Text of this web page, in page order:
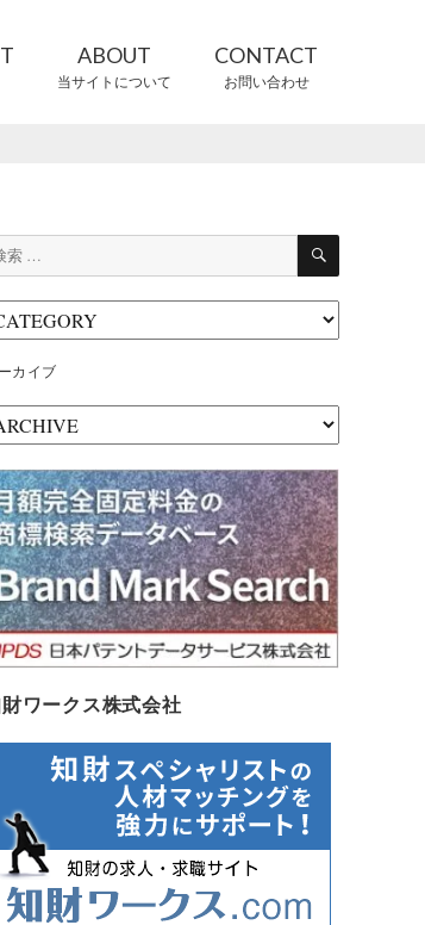
ABOUT
当サイトについて
CONTACT
お問い合わせ
検
カイブ
ワークス株式会社